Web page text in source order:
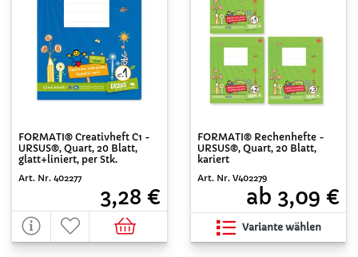
FORMATI® Creativheft C1 -
URSUS®, Quart, 20 Blatt,
glatt+liniert, per Stk.
Art. Nr. 402277
3,28 €
FORMATI® Rechenhefte -
URSUS®, Quart, 20 Blatt,
kariert
Art. Nr. V402279
ab 3,09 €
Variante wählen